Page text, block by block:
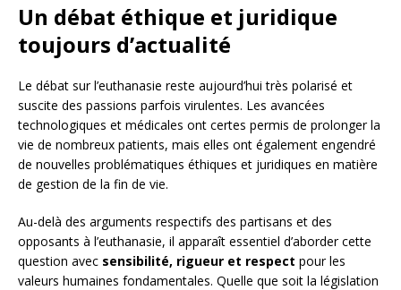
Un débat éthique et juridique
toujours d’actualité
Le débat sur l’euthanasie reste aujourd’hui très polarisé et
suscite des passions parfois virulentes. Les avancées
technologiques et médicales ont certes permis de prolonger la
vie de nombreux patients, mais elles ont également engendré
de nouvelles problématiques éthiques et juridiques en matière
de gestion de la fin de vie.
Au-delà des arguments respectifs des partisans et des
opposants à l’euthanasie, il apparaît essentiel d’aborder cette
question avec sensibilité, rigueur et respect pour les
valeurs humaines fondamentales. Quelle que soit la législation